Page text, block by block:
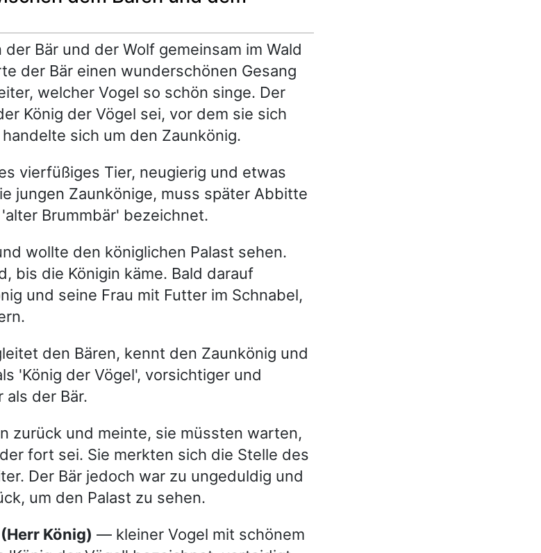
Bär und der Wolf gemeinsam im Wald
der Bär einen wunderschönen Gesang
welcher Vogel so schön singe. Der
König der Vögel sei, vor dem sie sich
sich um den Zaunkönig.
vierfüßiges Tier, neugierig und etwas
jungen Zaunkönige, muss später Abbitte
Brummbär' bezeichnet.
wollte den königlichen Palast sehen.
bis die Königin käme. Bald darauf
und seine Frau mit Futter im Schnabel,
den Bären, kennt den Zaunkönig und
'König der Vögel', vorsichtiger und
als der Bär.
zurück und meinte, sie müssten warten,
fort sei. Sie merkten sich die Stelle des
Der Bär jedoch war zu ungeduldig und
um den Palast zu sehen.
(Herr König) — kleiner Vogel mit schönem